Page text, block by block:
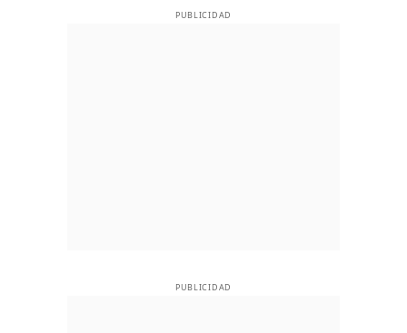
PUBLICIDAD
PUBLICIDAD